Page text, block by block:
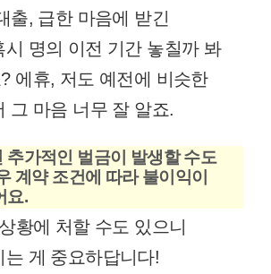
출, 급한 마음에 받긴
명의 이전 기간 놓칠까 봐
에휴, 저도 예전에 비슷한
그 마음 너무 잘 알죠.
추가적인 벌금이 발생할 수도
계약 조건에 따라 불이익이
요.
황에 처할 수도 있으니
는 게 중요하답니다!